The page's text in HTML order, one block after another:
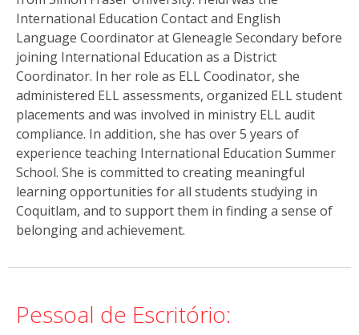
International Education Contact and English
Language Coordinator at Gleneagle Secondary before
joining International Education as a District
Coordinator. In her role as ELL Coodinator, she
administered ELL assessments, organized ELL student
placements and was involved in ministry ELL audit
compliance. In addition, she has over 5 years of
experience teaching International Education Summer
School. She is committed to creating meaningful
learning opportunities for all students studying in
Coquitlam, and to support them in finding a sense of
belonging and achievement.
Pessoal de Escritório: